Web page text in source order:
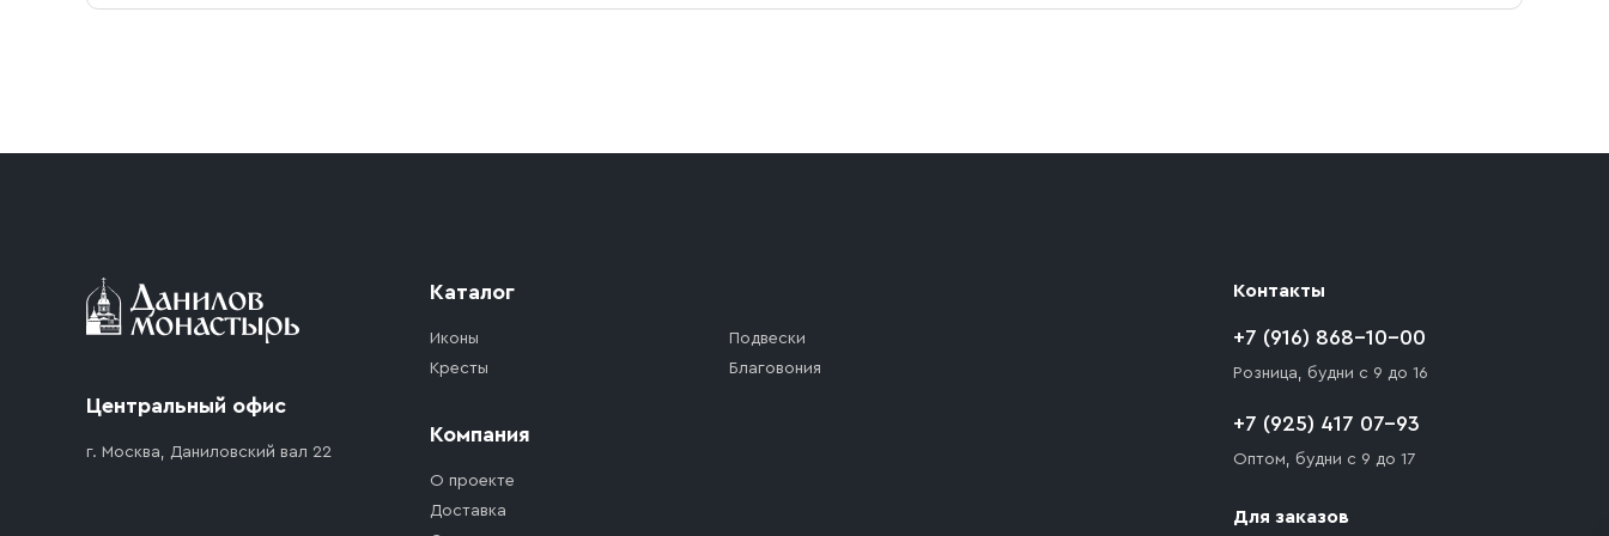
доставка осуществляется до ближайшего места, которое максимально близко к месту запланированной разгрузки товара и не нарушает правила
Центральный офис
г. Москва, Даниловский вал 22
Каталог
Иконы
Кресты
Подвески
Благовония
Компания
О проекте
Доставка
Контакты
+7 (916) 868-10-00
Розница, будни с 9 до 16
+7 (925) 417 07-93
Оптом, будни с 9 до 17
Для заказов